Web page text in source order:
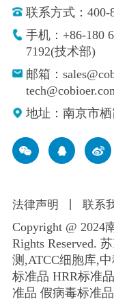
联系方式：400-
手机：+86-180
7192(技术部)
邮箱：
地址：南京市
法律声明 联系
Copyright @
Rights Reserved.
测,ATCC细胞库,
标准品 HRR标准
准品 假病毒标准